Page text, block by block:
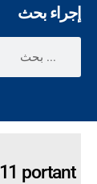
إجراء بحث
portant